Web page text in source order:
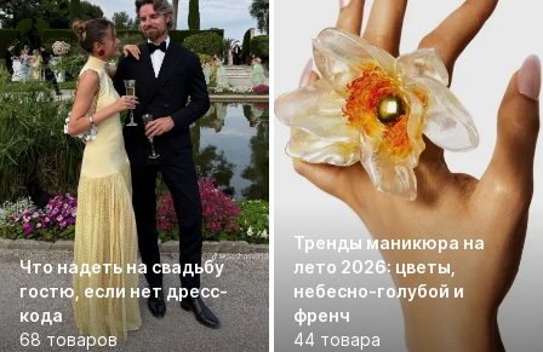
Что надеть на свадьбу
гостю, если нет дресс-
кода
68 товаров
Тренды маникюра на
лето 2026: цветы,
небесно-голубой и
френч
44 товара